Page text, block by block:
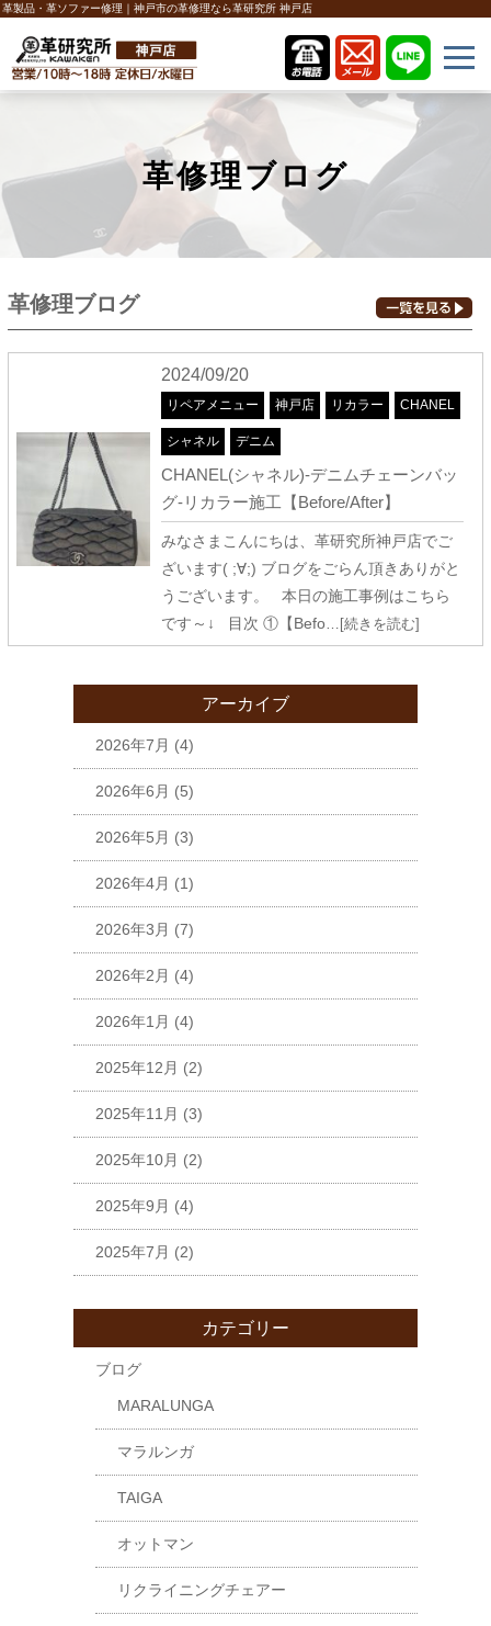
革製品・革ソファー修理｜神戸市の革修理なら革研究所 神戸店
革修理ブログ
革修理ブログ
2024/09/20
リペアメニュー 神戸店 リカラー CHANEL
シャネル デニム
CHANEL(シャネル)-デニムチェーンバッ
グ-リカラー施工【Before/After】
みなさまこんにちは、革研究所神戸店でご
ざいます( ;∀;) ブログをごらん頂きありがと
うございます。 本日の施工事例はこちら
です～↓ 目次 ①【Befo…[続きを読む]
アーカイブ
2026年7月 (4)
2026年6月 (5)
2026年5月 (3)
2026年4月 (1)
2026年3月 (7)
2026年2月 (4)
2026年1月 (4)
2025年12月 (2)
2025年11月 (3)
2025年10月 (2)
2025年9月 (4)
2025年7月 (2)
カテゴリー
ブログ
MARALUNGA
マラルンガ
TAIGA
オットマン
リクライニングチェアー